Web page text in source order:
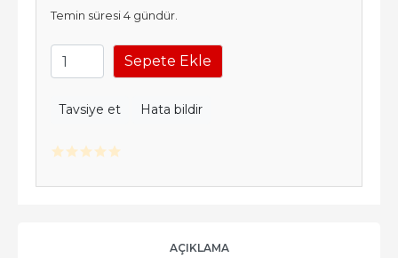
Temin süresi 4 gündür.
Sepete Ekle
Tavsiye et Hata bildir
AÇIKLAMA